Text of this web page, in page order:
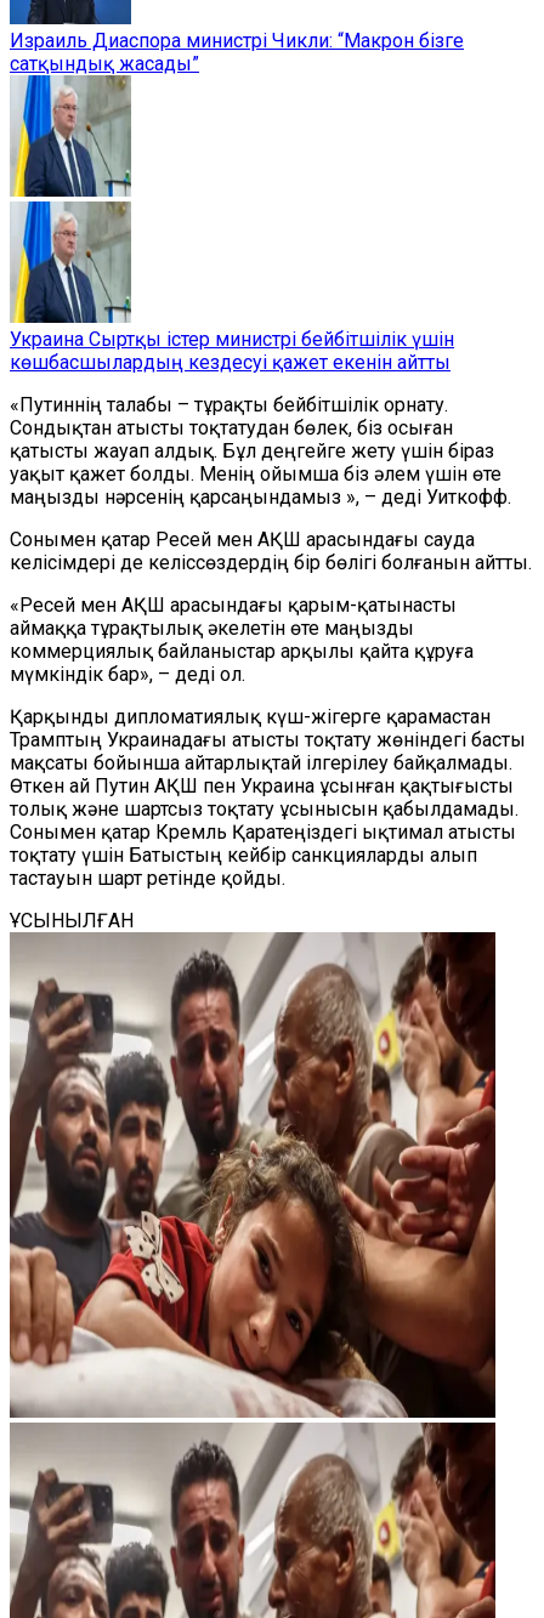
Израиль Диаспора министрі Чикли: “Макрон бізге
сатқындық жасады”
Украина Сыртқы істер министрі бейбітшілік үшін
көшбасшылардың кездесуі қажет екенін айтты
«Путиннің талабы – тұрақты бейбітшілік орнату.
Сондықтан атысты тоқтатудан бөлек, біз осыған
қатысты жауап алдық. Бұл деңгейге жету үшін біраз
уақыт қажет болды. Менің ойымша біз әлем үшін өте
маңызды нәрсенің қарсаңындамыз », – деді Уиткофф.
Сонымен қатар Ресей мен АҚШ арасындағы сауда
келісімдері де келіссөздердің бір бөлігі болғанын айтты.
«Ресей мен АҚШ арасындағы қарым-қатынасты
аймаққа тұрақтылық әкелетін өте маңызды
коммерциялық байланыстар арқылы қайта құруға
мүмкіндік бар», – деді ол.
Қарқынды дипломатиялық күш-жігерге қарамастан
Трамптың Украинадағы атысты тоқтату жөніндегі басты
мақсаты бойынша айтарлықтай ілгерілеу байқалмады.
Өткен ай Путин АҚШ пен Украина ұсынған қақтығысты
толық және шартсыз тоқтату ұсынысын қабылдамады.
Сонымен қатар Кремль Қаратеңіздегі ықтимал атысты
тоқтату үшін Батыстың кейбір санкцияларды алып
тастауын шарт ретінде қойды.
ҰСЫНЫЛҒАН